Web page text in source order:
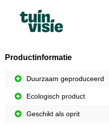
Productinformatie
Duurzaam geproduceerd
Ecologisch product
Geschikt als oprit